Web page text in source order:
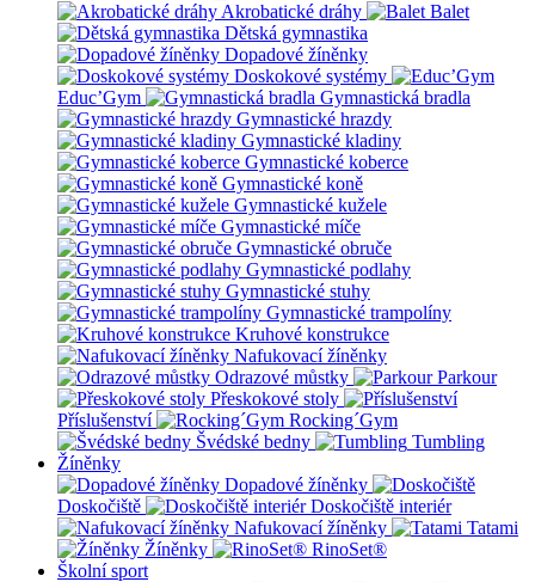
Akrobatické dráhy
Balet
Dětská gymnastika
Dopadové žíněnky
Doskokové systémy
Educ’Gym
Gymnastická bradla
Gymnastické hrazdy
Gymnastické kladiny
Gymnastické koberce
Gymnastické koně
Gymnastické kužele
Gymnastické míče
Gymnastické obruče
Gymnastické podlahy
Gymnastické stuhy
Gymnastické trampolíny
Kruhové konstrukce
Nafukovací žíněnky
Odrazové můstky
Parkour
Přeskokové stoly
Příslušenství
Rocking´Gym
Švédské bedny
Tumbling
Žíněnky
Dopadové žíněnky
Doskočiště
Doskočiště interiér
Nafukovací žíněnky
Tatami
Žíněnky
RinoSet®
Školní sport